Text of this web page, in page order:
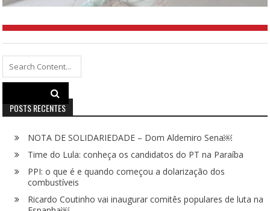
Search
for:
POSTS RECENTES
NOTA DE SOLIDARIEDADE – Dom Aldemiro Sena￼
Time do Lula: conheça os candidatos do PT na Paraíba
PPI: o que é e quando começou a dolarização dos
combustíveis
Ricardo Coutinho vai inaugurar comitês populares de luta na